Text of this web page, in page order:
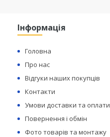
Інформація
Головна
Про нас
Відгуки наших покупців
Контакти
Умови доставки та оплати
Повернення і обмін
Фото товарів та монтажу